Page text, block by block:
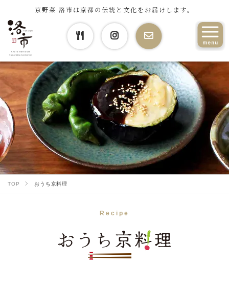
京野菜 洛市は京都の伝統と文化をお届けします。
TOP おうち京料理
Recipe